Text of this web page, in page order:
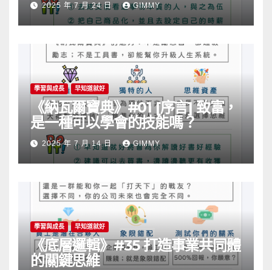
2025 年 7 月 24 日 GIMMY
學習與成長 早知道就好
《納瓦爾寶典》#01 [序言] 致富，
是一種可以學會的技能嗎？
2025 年 7 月 14 日 GIMMY
學習與成長 早知道就好
《底層邏輯》#35 打造事業共同體
的關鍵思維